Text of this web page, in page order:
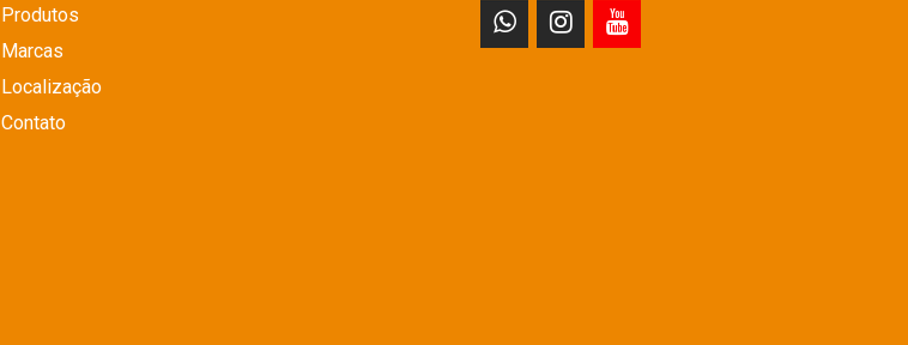
Produtos
Marcas
Localização
Contato